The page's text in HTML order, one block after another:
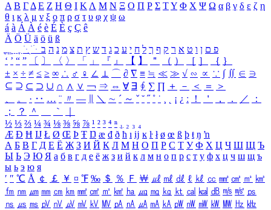
Α Β ΓΔ Ε Ζ Η Θ Ι ΚΛ Μ Ν Ξ Ο Π Ρ Σ ΤΥ Φ Χ Ψ Ω α β γ δ ε ζ η
θ ι κ λ μ ν ξ ο π ρ σ τ υ φ χ ψ ω
á à Á À é è É È ç Ç ê
Ä Ö Ü ä ö ü ß
ִֶֹ ֻּ ׁׂ פ ם ן ו ט א ר ק ף ך ל ח י ע כ ג ד ש ץ ת צ מ נ ה ב
‘ ’ “ ” 〔 〕 〈 〉 「 」 『 』 【 】 ＂ （ ） ［ ］ ｛ ｝
± × ÷ ≠ ≤ ≥ ∞ ∴ ♂ ♀ ∠ ⊥ ⌒ ∂ ∇ ≡ ≒ ≪ ≫ √ ∽ ∝ ∵ ∫ ∬ ∈ ∋
⊆ ⊇ ⊂ ⊃ ∪ ∩ ∧ ∨ ￢ ⇒ ⇔ ∀ ∃ ∮ ∑ ∏ ＋ － ＜ ＝
＞
、
。 · ‥ … ¨ 〃 ― ＼ ∼ ´ ～ ˇ ˘ ˝ ˚ ˙ ¸ ¡ ¿ ː ！ ＇ ， ． ／
：
；
？ ＾ ｀
½ ⅓ ⅔ ¼ ¾ ⅛ ⅜ ⅝ ⅞ ¹ ² ³ ⁴ ⁿ ₁ ₂ ₃ ₄
Æ Ð Ħ Ĳ Ł Ø Œ Þ Ŧ Ŋ æ đ ð ħ ı ĳ ĸ ŀ ł ø œ ß þ ŧ ŋ ŉ
А Б В Г Д Е Ё Ж З И Й К Л М Н О П Р С Т У Ф Х Ц Ч Ш Щ Ъ
Ы Ь Э Ю Я а б в г д е ё ж з и й к л м н о п р с т у ф х ц ч ш щ ъ
ы ь э ю я
′ ″ ℃ Å ￠ ￡ ￥ ¤ ℉ ‰ ＄ ％ Ｆ ￦ ㎕ ㎖ ㎗ ℓ ㎘ ㏄ ㎣ ㎤ ㎥ ㎦
㎙ ㎚ ㎛ ㎜ ㎝ ㎞ ㎟ ㎠ ㎡ ㎢ ㏊ ㎍ ㎎ ㎏ ㏏ ㎈ ㎉ ㏈ ㎧ ㎨ ㎰
㎱ ㎲ ㎳ ㎴ ㎵ ㎶ ㎷ ㎸ ㎹ ㎀ ㎁ ㎂ ㎃ ㎄ ㎺ ㎻ ㎽ ㎾ ㎿ ㎐ ㎑